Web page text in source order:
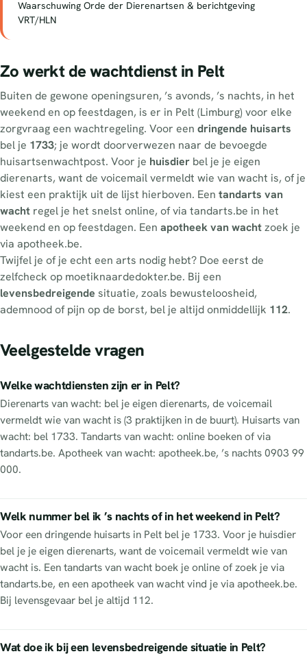
Waarschuwing Orde der Dierenartsen & berichtgeving
VRT/HLN
Zo werkt de wachtdienst in Pelt
Buiten de gewone openingsuren, ’s avonds, ’s nachts, in het
weekend en op feestdagen, is er in Pelt (Limburg) voor elke
zorgvraag een wachtregeling. Voor een dringende huisarts
bel je 1733; je wordt doorverwezen naar de bevoegde
huisartsenwachtpost. Voor je huisdier bel je je eigen
dierenarts, want de voicemail vermeldt wie van wacht is, of je
kiest een praktijk uit de lijst hierboven. Een tandarts van
wacht regel je het snelst online, of via tandarts.be in het
weekend en op feestdagen. Een apotheek van wachtzoek je
via apotheek.be.
Twijfel je of je echt een arts nodig hebt? Doe eerst de
zelfcheck op moetiknaardedokter.be. Bij een
levensbedreigende situatie, zoals bewusteloosheid,
ademnood of pijn op de borst, bel je altijd onmiddellijk 112.
Veelgestelde vragen
Welke wachtdiensten zijn er in Pelt?
Dierenarts van wacht: bel je eigen dierenarts, de voicemail
vermeldt wie van wacht is (3 praktijken in de buurt). Huisarts van
wacht: bel 1733. Tandarts van wacht: online boeken of via
tandarts.be. Apotheek van wacht: apotheek.be, ’s nachts 0903 99
000.
Welk nummer bel ik ’s nachts of in het weekend in Pelt?
Voor een dringende huisarts in Pelt bel je 1733. Voor je huisdier
bel je je eigen dierenarts, want de voicemail vermeldt wie van
wacht is. Een tandarts van wacht boek je online of zoek je via
tandarts.be, en een apotheek van wacht vind je via apotheek.be.
Bij levensgevaar bel je altijd 112.
Wat doe ik bij een levensbedreigende situatie in Pelt?